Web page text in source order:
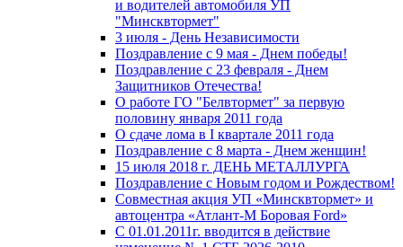
и водителей автомобиля УП
"Минсквтормет"
3 июля - День Независимости
Поздравление с 9 мая - Днем победы!
Поздравление с 23 февраля - Днем
Защитников Отечества!
О работе ГО "Белвтормет" за первую
половину января 2011 года
О сдаче лома в I квартале 2011 года
Поздравление с 8 марта - Днем женщин!
15 июля 2018 г. ДЕНЬ МЕТАЛЛУРГА
Поздравление с Новым годом и Рождеством!
Совместная акция УП «Минсквтормет» и
автоцентра «Атлант-М Боровая Ford»
С 01.01.2011г. вводится в действие